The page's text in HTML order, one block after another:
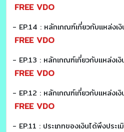
FREE VDO
FREE VDO
FREE VDO
FREE VDO